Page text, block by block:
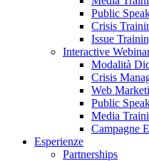
Public
Crisis
Issue
Interactive
Modalità
Crisis
Web
Public
Media
Campagne
Esperienze
Partnerships